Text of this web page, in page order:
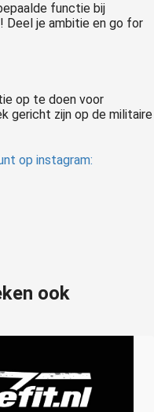
functie bij
Deel je ambitie en go for
op te doen voor
gericht zijn op de militaire
op instagram:
ook